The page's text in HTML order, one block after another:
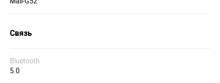
Связь
Bluetooth
5.0